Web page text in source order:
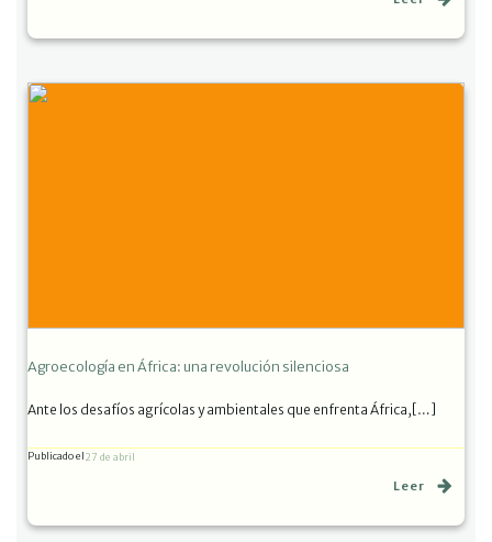
Agroecología en África: una revolución silenciosa
Ante los desafíos agrícolas y ambientales que enfrenta África,[…]
Publicado el27 de abril
Leer